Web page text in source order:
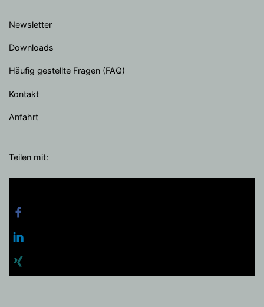
Newsletter
Downloads
Häufig gestellte Fragen (FAQ)
Kontakt
Anfahrt
Teilen mit: